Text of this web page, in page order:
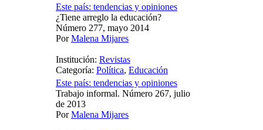
Este país: tendencias y opiniones
¿Tiene arreglo la educación?
Número 277, mayo 2014
PorMalena Mijares
Institución: Revistas
Categoría: Política, Educación
Este país: tendencias y opiniones
Trabajo informal. Número 267, julio
de 2013
PorMalena Mijares